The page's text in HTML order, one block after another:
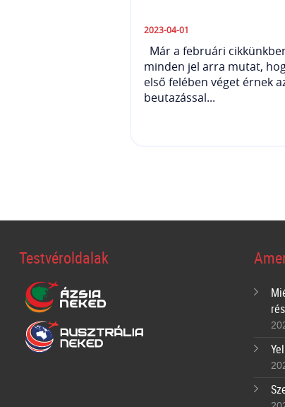
2023-04-01
Már a februári
minden jel arra mutat,
első felében véget érnek
beutazással...
Testvéroldalak